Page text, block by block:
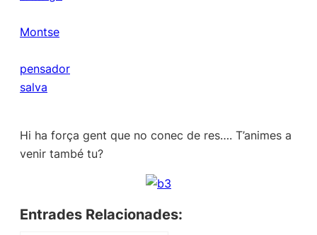
Montse
pensador
salva
Hi ha força gent que no conec de res…. T’animes a
venir també tu?
Entrades Relacionades: